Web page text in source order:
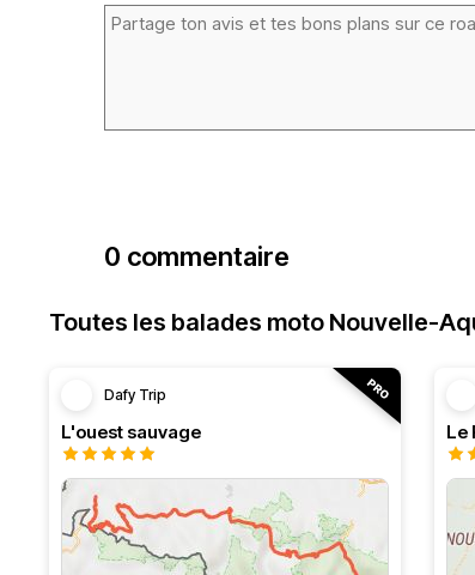
0 commentaire
Toutes les balades moto Nouvelle-
Dafy Trip
L'ouest sauvage Le